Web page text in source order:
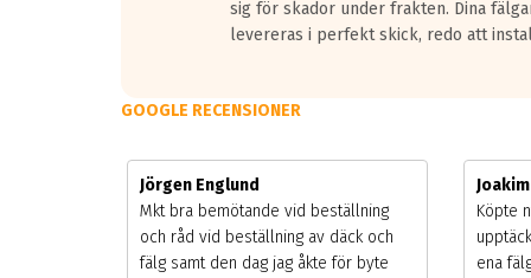
sig för skador under frakten. Dina
levereras i perfekt skick, redo att
GOOGLE RECENSIONER
Jörgen Englund
Mkt bra bemötande vid beställning
och råd vid beställning av däck och
fälg samt den dag jag åkte för byte
Köpte
ena